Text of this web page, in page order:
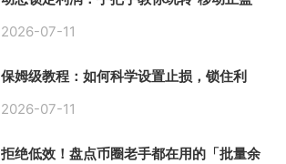
2026-07-11
保姆级教程：如何科学设置止损，锁住利
2026-07-11
拒绝低效！盘点币圈老手都在用的「批量余